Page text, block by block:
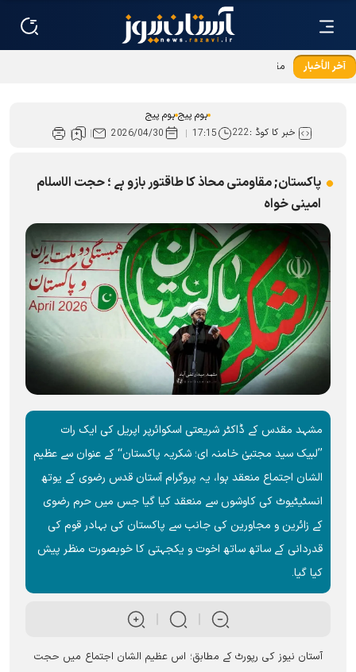
آخر الأخبار مقاومت کے رنگ میں ڈوبی ایک شب کی روداد
ہوم پیج ہوم پیج
خبر کا کوڈ :222
17:15
2026/04/30
پاکستان; مقاومتی محاذ کا طاقتور بازو ہے ؛ حجت الاسلام
امینی خواہ
مشہد مقدس کے ڈاکٹر شریعتی اسکوائرپر اپریل کی ایک رات
’’لبیک سید مجتبیٰ خامنہ ای؛ شکریہ پاکستان‘‘ کے عنوان سے عظیم
الشان اجتماع منعقد ہوا، یہ پروگرام آستان قدس رضوی کے یوتھ
انسٹیٹیوٹ کی کاوشوں سے منعقد کیا گیا جس میں حرم رضوی
کے زائرین و مجاورین کی جانب سے پاکستان کی بہادر قوم کی
قدردانی کے ساتھ ساتھ اخوت و یکجہتی کا خوبصورت منظر پیش
کیا گیا۔
آستان نیوز کی رپورٹ کے مطابق؛ اس عظیم الشان اجتماع میں حجت